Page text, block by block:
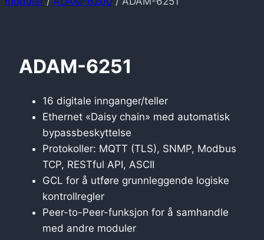
ADAM-6251
16 digitale innganger/teller
Ethernet «Daisy chain» med automatisk
bypassbeskyttelse
Protokoller: MQTT (TLS), SNMP, Modbus
TCP, RESTful API, ASCII
GCL for å utføre grunnleggende logiske
kontrollregler
Peer-to-Peer-funksjon for å samhandle
med andre moduler